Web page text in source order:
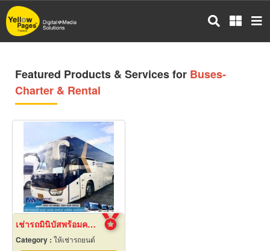
Skip
to
main
Featured Products & Services for Buses-
Charter & Rental
เช่ารถมินิบัสพร้อมคนขับ กรุงเทพฯ
Category : ให้เช่ารถยนต์